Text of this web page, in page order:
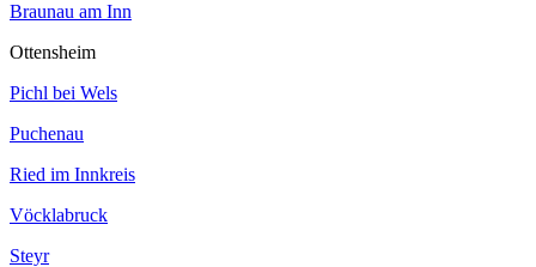
Braunau am Inn
Ottensheim
Pichl bei Wels
Puchenau
Ried im Innkreis
Vöcklabruck
Steyr